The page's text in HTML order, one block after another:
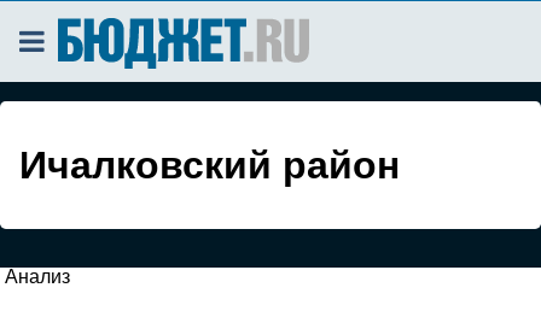
Ичалковский район
Анализ